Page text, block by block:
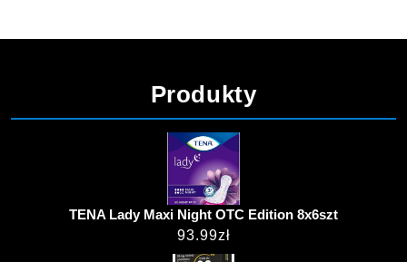
Produkty
TENA Lady Maxi Night OTC Edition 8x6szt
93.99zł